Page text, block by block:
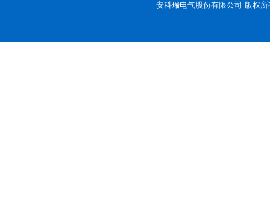
安科瑞电气股份有限公司 版权